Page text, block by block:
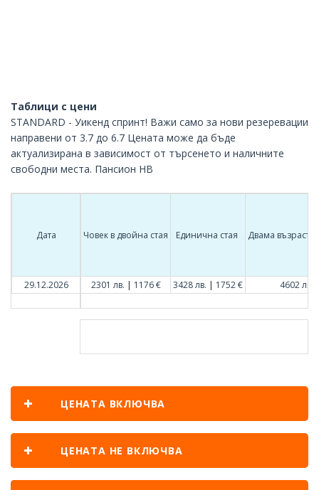
Таблици с цени
STANDARD - Уикенд спринт! Важи само за нови резеревации
направени от 3.7 до 6.7 Цената може да бъде
актуализирана в зависимост от търсенето и наличните
свободни места. Пансион HB
Дата
29.12.2026
Човек в двойна стая Единична стая Двама
2301 лв. | 1176 € 3428 лв. | 1752 € 4602 лв.
ЦЕНАТА ВКЛЮЧВА
ЦЕНАТА НЕ ВКЛЮЧВА